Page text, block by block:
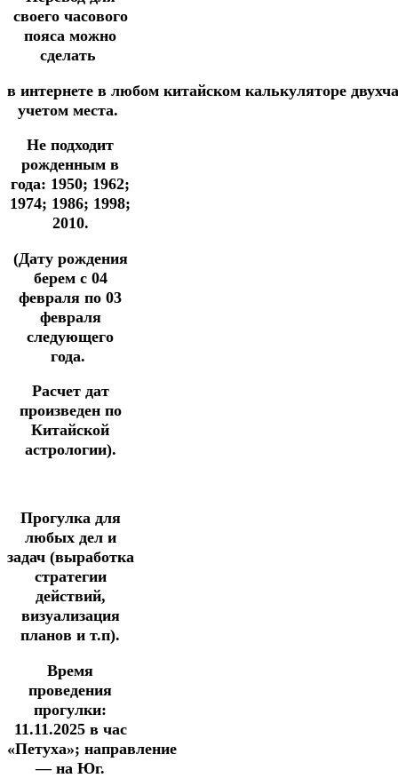
своего часового
пояса можно
сделать
в интернете в любом китайском калькуляторе
учетом места.
Не подходит
рожденным в
года: 1950; 1962;
1974; 1986; 1998;
2010.
(Дату рождения
берем с 04
февраля по 03
февраля
следующего
года.
Расчет дат
произведен по
Китайской
астрологии).
Прогулка для
любых дел и
задач (выработка
стратегии
действий,
визуализация
планов и т.п).
Время
проведения
прогулки:
11.11.2025 в час
«Петуха»; направление
— на Юг.